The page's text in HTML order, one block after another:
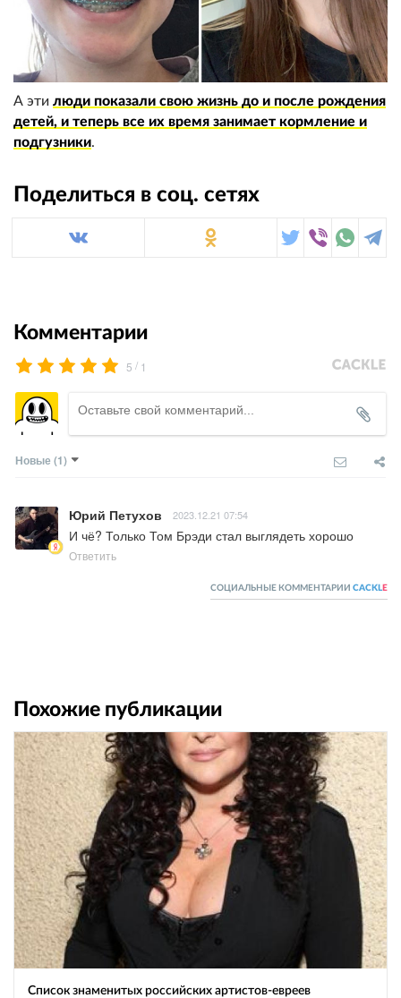
А эти люди показали свою жизнь до и после рождения
детей, и теперь все их время занимает кормление и
подгузники.
Поделиться в соц. сетях
Комментарии
5 / 1
Новые (1)
Юрий Петухов 2023.12.21 07:54
И чё? Только Том Брэди стал выглядеть хорошо
Ответить
СОЦИАЛЬНЫЕ КОММЕНТАРИИ CACKL E
Похожие публикации
Список знаменитых российских артистов-евреев